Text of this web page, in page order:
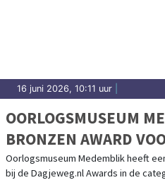
16 juni 2026, 10:11 uur
OORLOGSMUSEUM
BRONZEN AWARD
WEG VAN NOORD-
Oorlogsmuseum Medemblik heeft
bij de Dagjeweg.nl Awards in de